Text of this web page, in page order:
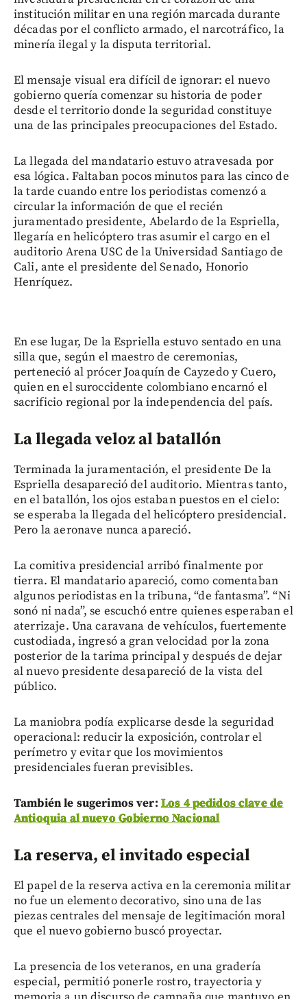
institución militar en una región marcada durante
décadas por el conflicto armado, el narcotráfico, la
minería ilegal y la disputa territorial.
El mensaje visual era difícil de ignorar: el nuevo
gobierno quería comenzar su historia de poder
desde el territorio donde la seguridad constituye
una de las principales preocupaciones del Estado.
La llegada del mandatario estuvo atravesada por
esa lógica. Faltaban pocos minutos para las cinco de
la tarde cuando entre los periodistas comenzó a
circular la información de que el recién
juramentado presidente, Abelardo de la Espriella,
llegaría en helicóptero tras asumir el cargo en el
auditorio Arena USC de la Universidad Santiago de
Cali, ante el presidente del Senado, Honorio
Henríquez.
En ese lugar, De la Espriella estuvo sentado en una
silla que, según el maestro de ceremonias,
perteneció al prócer Joaquín de Cayzedo y Cuero,
quien en el suroccidente colombiano encarnó el
sacrificio regional por la independencia del país.
La llegada veloz al batallón
Terminada la juramentación, el presidente De la
Espriella desapareció del auditorio. Mientras tanto,
en el batallón, los ojos estaban puestos en el cielo:
se esperaba la llegada del helicóptero presidencial.
Pero la aeronave nunca apareció.
La comitiva presidencial arribó finalmente por
tierra. El mandatario apareció, como comentaban
algunos periodistas en la tribuna, “de fantasma”. “Ni
sonó ni nada”, se escuchó entre quienes esperaban el
aterrizaje. Una caravana de vehículos, fuertemente
custodiada, ingresó a gran velocidad por la zona
posterior de la tarima principal y después de dejar
al nuevo presidente desapareció de la vista del
público.
La maniobra podía explicarse desde la seguridad
operacional: reducir la exposición, controlar el
perímetro y evitar que los movimientos
presidenciales fueran previsibles.
También le sugerimos ver: Los 4 pedidos clave de
Antioquia al nuevo Gobierno Nacional
La reserva, el invitado especial
El papel de la reserva activa en la ceremonia militar
no fue un elemento decorativo, sino una de las
piezas centrales del mensaje de legitimación moral
que el nuevo gobierno buscó proyectar.
La presencia de los veteranos, en una gradería
especial, permitió ponerle rostro, trayectoria y